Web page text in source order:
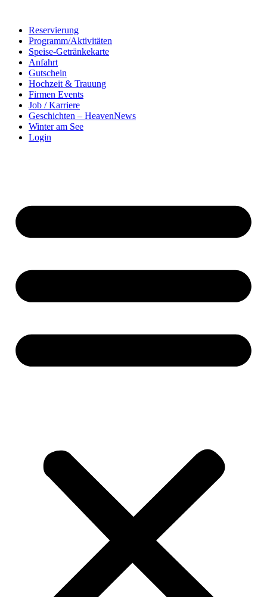
springenReservierung
Programm/Aktivitäten
Speise-Getränkekarte
Anfahrt
Gutschein
Hochzeit & Trauung
Firmen Events
Job / Karriere
Geschichten – HeavenNews
Winter am See
Login